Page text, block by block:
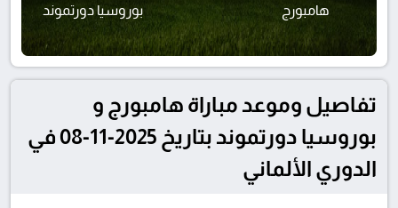
هامبورج بوروسيا دورتموند
تفاصيل وموعد مباراة هامبورج و
بوروسيا دورتموند بتاريخ 2025-11-08 في
الدوري الألماني